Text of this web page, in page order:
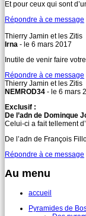
Et pour ceux qui sont
Répondre à ce message
Thierry Jamin et les Zitis
Irna - le 6 mars 2017
Inutile de venir faire
Répondre à ce message
Thierry Jamin et les Zitis
NEMROD34 - le 6 mars
Exclusif :
De l’adn de Dominque
Celui-ci a fait tellement
De l’adn de François
Répondre à ce message
Au menu
accueil
Pyramides de